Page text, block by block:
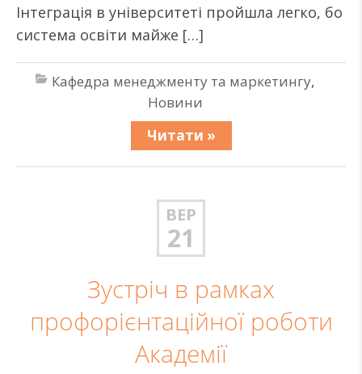
Інтеграція в університеті пройшла легко, бо
система освіти майже […]
Кафедра менеджменту та маркетингу,
Новини
Читати »
ВЕР
21
Зустріч в рамках
профорієнтаційної роботи
Академії